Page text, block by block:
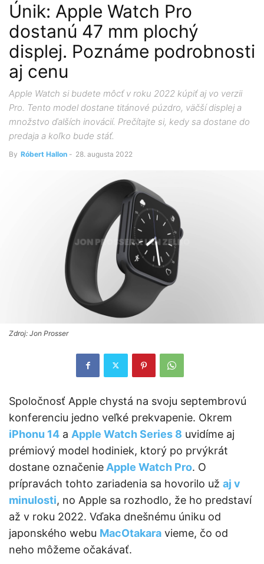
Únik: Apple Watch Pro
dostanú 47 mm plochý
displej. Poznáme podrobnosti
aj cenu
Apple Watch si budete môcť v roku 2022 kúpiť aj vo verzii
Pro. Tento model dostane titánové púzdro, väčší displej a
množstvo ďalších inovácií. Prečítajte si, kedy sa dostane do
predaja a koľko bude stáť.
By Róbert Hallon - 28. augusta 2022
Zdroj: Jon Prosser
Spoločnosť Apple chystá na svoju septembrovú
konferenciu jedno veľké prekvapenie. Okrem
iPhonu 14 a Apple Watch Series 8 uvidíme aj
prémiový model hodiniek, ktorý po prvýkrát
dostane označenie Apple Watch Pro. O
prípravách tohto zariadenia sa hovorilo už aj v
minulosti, no Apple sa rozhodlo, že ho predstaví
až v roku 2022. Vďaka dnešnému úniku od
japonského webu MacOtakara vieme, čo od
neho môžeme očakávať.